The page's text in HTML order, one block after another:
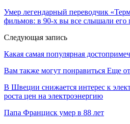
Умер легендарный переводчик
фильмов: в 90-х вы все слышали его
Следующая запись
Какая самая популярная
Вам также могут понравиться Еще
В Швеции снижается интерес к
роста цен на электроэнергию
Папа Франциск умер в 88 лет